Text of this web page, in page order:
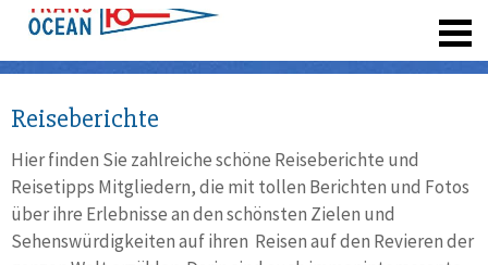
Reiseberichte
Hier finden Sie zahlreiche schöne Reiseberichte und
Reisetipps Mitgliedern, die mit tollen Berichten und Fotos
über ihre Erlebnisse an den schönsten Zielen und
Sehenswürdigkeiten auf ihren Reisen auf den Revieren der